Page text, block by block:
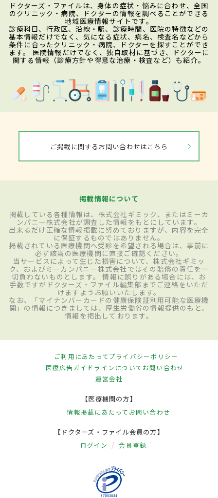
ドクターズ・ファイルは、身体の症状・悩みに合わせ、全国
のクリニック・病院、ドクターの情報を調べることができる
地域医療情報サイトです。
診療科目、行政区、沿線・駅、診療時間、医院の特徴などの
基本情報だけでなく、気になる症状、病名、検査名などから
条件に合ったクリニック・病院、ドクターを探すことができ
ます。 医院情報だけでなく、独自取材に基づき、ドクターに
関する情報（診療方針や得意な治療・検査など）も紹介。
ご掲載に関するお問い合わせはこちら
掲載情報について
掲載している各種情報は、株式会社ギミック、またはミーカ
ンパニー株式会社が調査した情報をもとにしています。
出来るだけ正確な情報掲載に努めておりますが、内容を完全
に保証するものではありません。
掲載されている医療機関へ受診を希望される場合は、事前に
必ず該当の医療機関に直接ご確認ください。
当サービスによって生じた損害について、株式会社ギミッ
ク、およびミーカンパニー株式会社ではその賠償の責任を一
切負わないものとします。 情報に誤りがある場合には、お
手数ですがドクターズ・ファイル編集部までご連絡をいただ
けますようお願いいたします。
なお、「マイナンバーカードの健康保険証利用可能な医療機
関」の情報につきましては、厚生労働省の情報提供のもと、
情報を掲出しております。
ご利用にあたってプライバシーポリシー
医療広告ガイドラインについてお問い合わせ
運営会社
【医療機関の方】
情報掲載にあたって お問い合わせ
【ドクターズ・ファイル会員の方】
ログイン 会員登録